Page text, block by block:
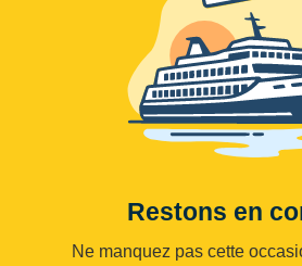
Restons en
Ne manquez pas cette